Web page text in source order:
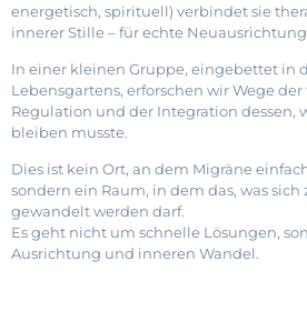
energetisch, spirituell) verbindet sie
innerer Stille – für echte
In einer kleinen Gruppe, eingebettet in
Lebensgartens, erforschen wir Wege
Regulation und der Integration dessen,
bleiben musste.
Dies ist kein Ort, an dem Migräne
sondern ein Raum, in dem das, was
gewandelt werden darf.
Es geht nicht um schnelle Lösungen,
Ausrichtung und inneren Wandel.